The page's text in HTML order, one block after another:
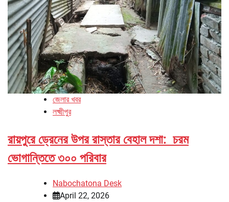
জেলার খবর
লক্ষ্মীপুর
রায়পুরে ড্রেনের উপর রাস্তার বেহাল দশা: চরম
ভোগান্তিতে ৩০০ পরিবার
Nabochatona Desk
April 22, 2026